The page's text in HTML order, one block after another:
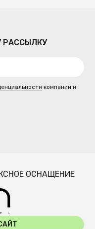
РАССЫЛКУ
компании и
ОСНАЩЕНИЕ